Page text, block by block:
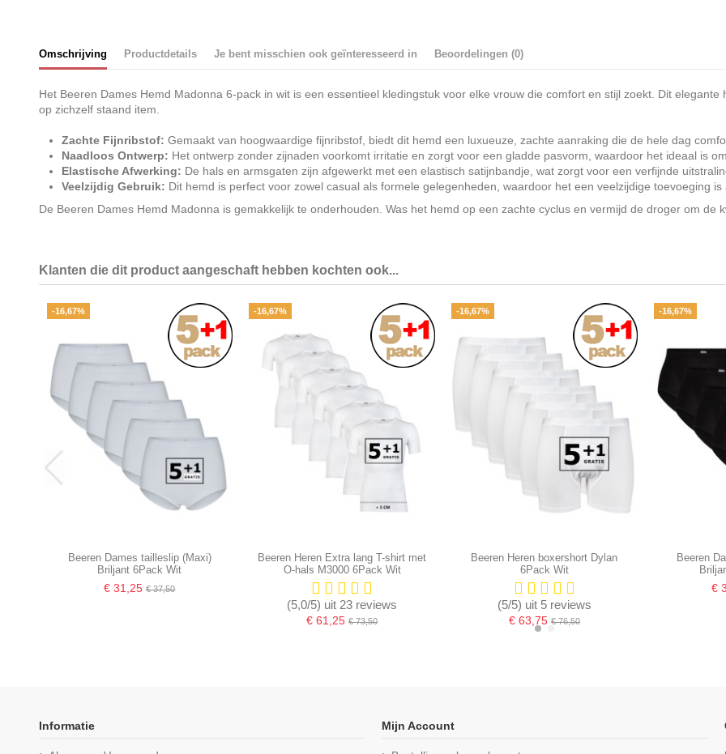
Omschrijving Productdetails Je bent misschien ook geïnteresseerd in Beoordelingen (0)
Het Beeren Dames Hemd Madonna 6-pack in wit is een essentieel kledingstuk voor elke vrouw die comfort en stijl zoekt. Dit
op zichzelf staand item.
Zachte Fijnribstof: Gemaakt van hoogwaardige fijnribstof, biedt dit hemd een luxueuze, zachte aanraking die de hele dag
Naadloos Ontwerp: Het ontwerp zonder zijnaden voorkomt irritatie en zorgt voor een gladde pasvorm, waardoor het ideaal is
Elastische Afwerking: De hals en armsgaten zijn afgewerkt met een elastisch satijnbandje, wat zorgt voor een verfijnde
Veelzijdig Gebruik: Dit hemd is perfect voor zowel casual als formele gelegenheden, waardoor het een veelzijdige toevoeging
De Beeren Dames Hemd Madonna is gemakkelijk te onderhouden. Was het hemd op een zachte cyclus en vermijd de droger om de
Klanten die dit product aangeschaft hebben kochten ook...
-16,67%
Beeren Dames tailleslip (Maxi)
Briljant 6Pack Wit
€ 31,25€ 37,50
-16,67%
Beeren Heren Extra lang T-shirt met
O-hals M3000 6Pack Wit
(5,0/5) uit 23 reviews
€ 61,25€ 73,50
-16,67%
Beeren Heren boxershort Dylan
6Pack Wit
(5/5) uit 5 reviews
€ 63,75 € 76,50
-16,67%
Beeren
€
Informatie Mijn Account